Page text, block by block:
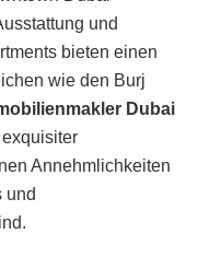
und
bieten einen
wie den Burj
Dubai
Annehmlichkeiten
und